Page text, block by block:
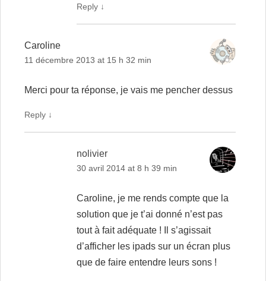
Reply ↓
Caroline
11 décembre 2013 at 15 h 32 min
Merci pour ta réponse, je vais me pencher dessus
Reply ↓
nolivier
30 avril 2014 at 8 h 39 min
Caroline, je me rends compte que la
solution que je t’ai donné n’est pas
tout à fait adéquate ! Il s’agissait
d’afficher les ipads sur un écran plus
que de faire entendre leurs sons !